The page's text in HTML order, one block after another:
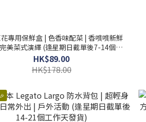
專用保鮮盒 | 色香味配菜 | 香噴噴新鮮
美菜式演繹 (逢星期日截單後7-14個工
作天發貨)
HK$89.00
HK$178.00